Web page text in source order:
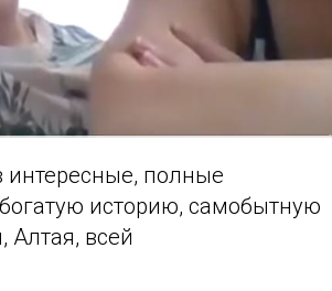
интересные, полные
историю, самобытную
Алтая, всей